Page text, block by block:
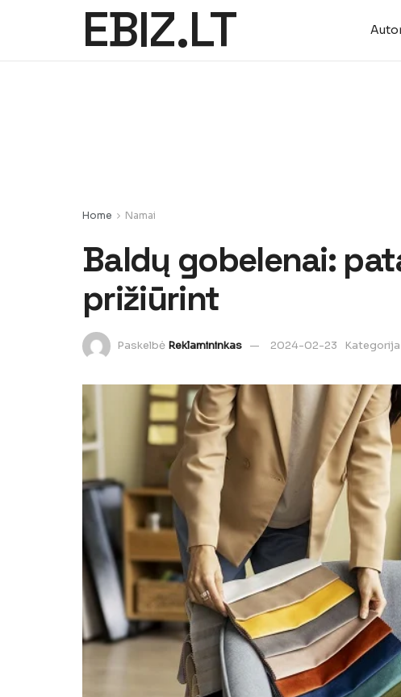
EBIZ.LT
Home Namai
Baldų gobelenai:
prižiūrint
Paskelbė Reklamininkas 2024-02-23 Kategorija